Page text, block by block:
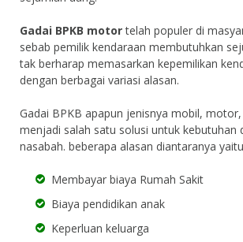
Gadai BPKB motortelah populer di
sebab pemilik kendaraan membutuhkan
tak berharap memasarkan kepemilikan
dengan berbagai variasi alasan.
Gadai BPKB apapun jenisnya mobil,
menjadi salah satu solusi untuk kebutuhan
nasabah. beberapa alasan diantaranya
Membayar biaya Rumah Sakit
Biaya pendidikan anak
Keperluan keluarga